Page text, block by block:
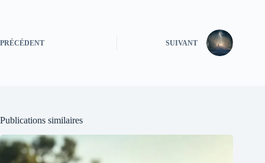
PRÉCÉDENT SUIVANT
Publications similaires